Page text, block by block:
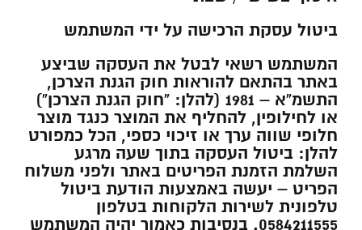
ביטול עסקת הרכישה על ידי המשתמש
המשתמש רשאי לבטל את העסקה שביצע
באתר בהתאם להוראות חוק הגנת הצרכן,
התשמ”א – 1981 (להלן: “חוק הגנת הצרכן”)
או לחילופין, להחליף את המוצר כנגד מוצר
חלופי שווה ערך או זיכוי כספי, הכל כמפורט
להלן: ביטול העסקה בתוך שעה מרגע
השלמת הזמנת הפריטים באתר ולפני משלוח
הפריט – יעשה באמצעות הודעת ביטול
טלפונית לשירות הלקוחות בטלפון
0584211555. בנסיבות כאמור יהיה המשתמש